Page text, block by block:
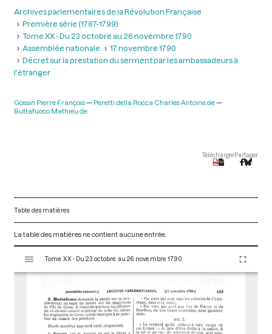
Archives parlementaires de la Révolution Française
Première série (1787-1799)
Tome XX - Du 23 octobre au 26 novembre 1790
Assemblée nationale
17 novembre 1790
Décret sur la prestation du serment par les ambassadeurs à
l'étranger
Gossin Pierre François
Peretti della Rocca Charles Antoine de
Buttafuoco Mathieu de
TéléchargerPartager
Table des matières
La table des matières ne contient aucune entrée.
s
Tome XX - Du 23 octobre au 26 novembre 1790